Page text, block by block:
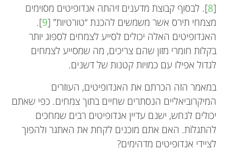
[
8]. לבסוף קבוצת מדענים זיהתה אנדופיטים מסוימים
מצמחי תירס אשר משמשים להכנת “טורטיות” [9
].
האנדופיטים האלה יכולים לסייע לצמחים לספוג יותר
בקלות חומרי מזון שהם צריכים, מה שמסייע לצמחים
לגדול אפילו עם כמויות קטנות של דשנים.
במאמר הזה הכרתם את האנדופיטים, העוזרים
המיקרוביאליים הנסתרים שחיים בתוך צמחים. כפי שאתם
יכולים לנחש, ישנם עדיין אנדופיטים רבים שמחכים
להתגלוֹת. האם אתם מוכנים לקחת את האתגר ולהפוך
לציידי אנדופיטים מדהימים?